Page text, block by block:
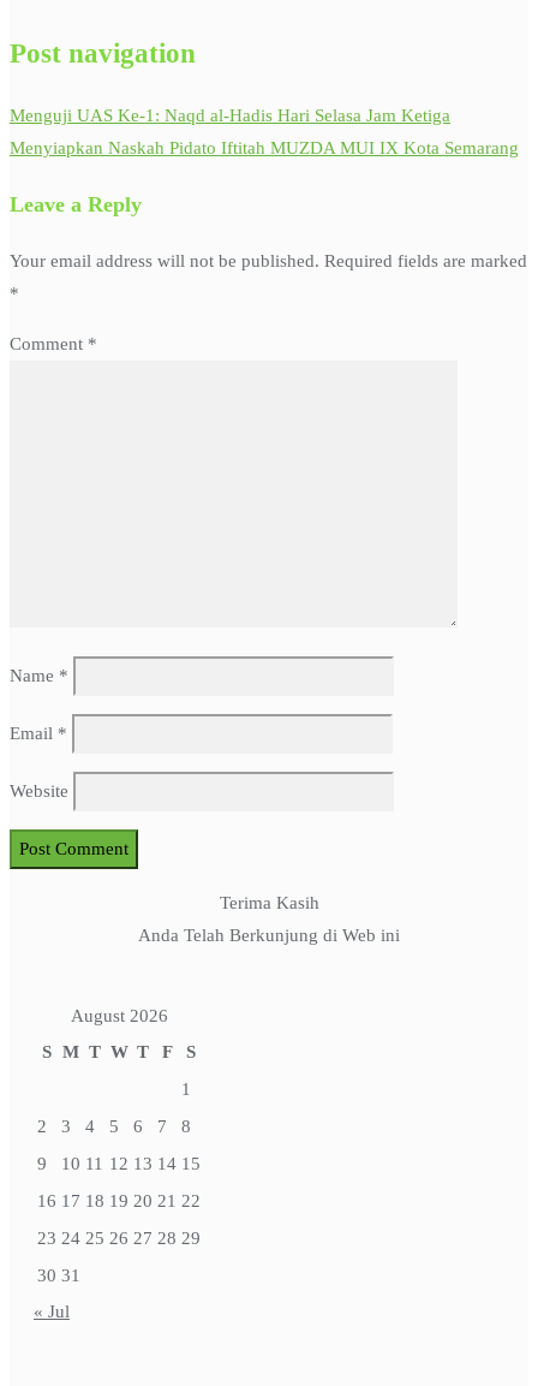
Post navigation
Menguji UAS Ke-1: Naqd al-Hadis Hari Selasa Jam Ketiga
Menyiapkan Naskah Pidato Iftitah MUZDA MUI IX Kota Semarang
Leave a Reply
Your email address will not be published. Required fields are marked
*
Comment *
Name *
Email *
Website
Terima Kasih
Anda Telah Berkunjung di Web ini
August 2026
S M T W T F
S
1
2
3 4 5 6 7
8
9
10 11 12 13 14 15
16 17 18 19 20 21 22
23 24 25 26 27 28 29
30 31
« Jul